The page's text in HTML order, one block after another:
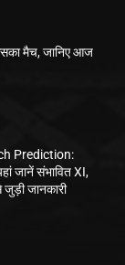
मैच, जानिए आज
Prediction:
जानें संभावित XI,
जुड़ी जानकारी